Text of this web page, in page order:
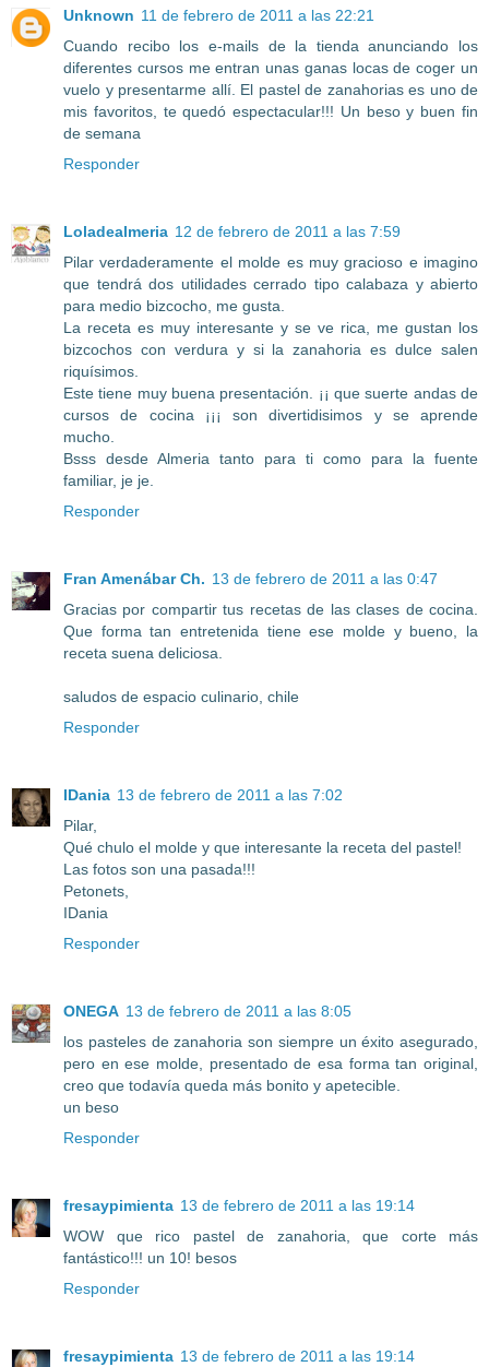
Unknown 11 de febrero de 2011 a las 22:21
Cuando recibo los e-mails de la tienda anunciando los
diferentes cursos me entran unas ganas locas de coger un
vuelo y presentarme allí. El pastel de zanahorias es uno de
mis favoritos, te quedó espectacular!!! Un beso y buen fin
de semana
Responder
Loladealmeria 12 de febrero de 2011 a las 7:59
Pilar verdaderamente el molde es muy gracioso e imagino
que tendrá dos utilidades cerrado tipo calabaza y abierto
para medio bizcocho, me gusta.
La receta es muy interesante y se ve rica, me gustan los
bizcochos con verdura y si la zanahoria es dulce salen
riquísimos.
Este tiene muy buena presentación. ¡¡ que suerte andas de
cursos de cocina ¡¡¡ son divertidisimos y se aprende
mucho.
Bsss desde Almeria tanto para ti como para la fuente
familiar, je je.
Responder
Fran Amenábar Ch. 13 de febrero de 2011 a las 0:47
Gracias por compartir tus recetas de las clases de cocina.
Que forma tan entretenida tiene ese molde y bueno, la
receta suena deliciosa.
saludos de espacio culinario, chile
Responder
IDania 13 de febrero de 2011 a las 7:02
Pilar,
Qué chulo el molde y que interesante la receta del pastel!
Las fotos son una pasada!!!
Petonets,
IDania
Responder
ONEGA 13 de febrero de 2011 a las 8:05
los pasteles de zanahoria son siempre un éxito asegurado,
pero en ese molde, presentado de esa forma tan original,
creo que todavía queda más bonito y apetecible.
un beso
Responder
fresaypimienta 13 de febrero de 2011 a las 19:14
WOW que rico pastel de zanahoria, que corte más
fantástico!!! un 10! besos
Responder
fresaypimienta 13 de febrero de 2011 a las 19:14